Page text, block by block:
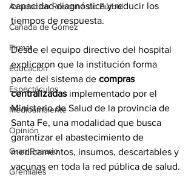
Asociación Rosarina de Fútbol
Cañada de Gómez
Firmat
Educación
Espectáculos
Medioambiente
Opinión
Gran Rosario
Gremiales
capacidad diagnóstica y reducir los
tiempos de respuesta.
Desde el equipo directivo del hospital
explicaron que la institución forma
parte del sistema de compras
centralizadas implementado por el
Ministerio de Salud de la provincia de
Santa Fe, una modalidad que busca
garantizar el abastecimiento de
medicamentos, insumos, descartables y
vacunas en toda la red pública de salud.